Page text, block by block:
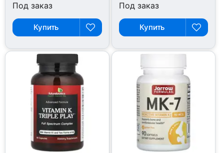
Под заказ
Купить
Под заказ
Купить